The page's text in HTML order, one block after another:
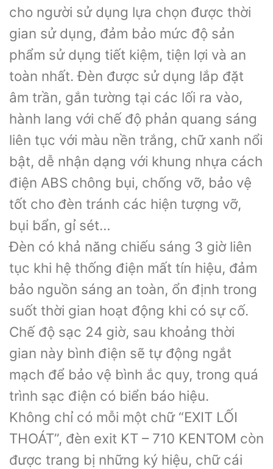
cho người sử dụng lựa chọn được thời
gian sử dụng, đảm bảo mức độ sản
phẩm sử dụng tiết kiệm, tiện lợi và an
toàn nhất. Đèn được sử dụng lắp đặt
âm trần, gắn tường tại các lối ra vào,
hành lang với chế độ phản quang sáng
liên tục với màu nền trắng, chữ xanh nổi
bật, dễ nhận dạng với khung nhựa cách
điện ABS chông bụi, chống vỡ, bảo vệ
tốt cho đèn tránh các hiện tượng vỡ,
bụi bẩn, gỉ sét…
Đèn có khả năng chiếu sáng 3 giờ liên
tục khi hệ thống điện mất tín hiệu, đảm
bảo nguồn sáng an toàn, ổn định trong
suốt thời gian hoạt động khi có sự cố.
Chế độ sạc 24 giờ, sau khoảng thời
gian này bình điện sẽ tự động ngắt
mạch để bảo vệ bình ắc quy, trong quá
trình sạc điện có biển báo hiệu.
Không chỉ có mỗi một chữ “EXIT LỐI
THOÁT”, đèn exit KT – 710 KENTOM còn
được trang bị những ký hiệu, chữ cái